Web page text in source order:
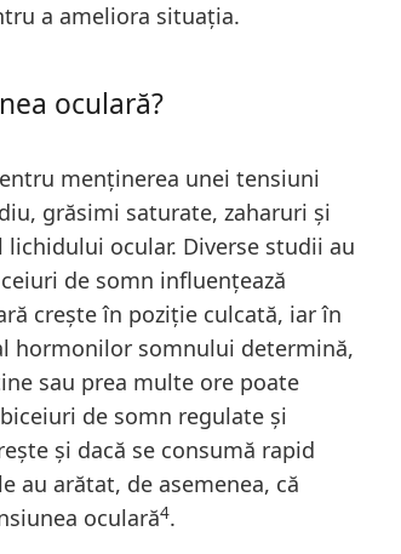
a ameliora situația.
oculară?
menținerea unei tensiuni
grăsimi saturate, zaharuri și
ocular. Diverse studii au
de somn influențează
crește în poziție culcată, iar în
hormonilor somnului determină,
sau prea multe ore poate
de somn regulate și
și dacă se consumă rapid
au arătat, de asemenea, că
oculară4.